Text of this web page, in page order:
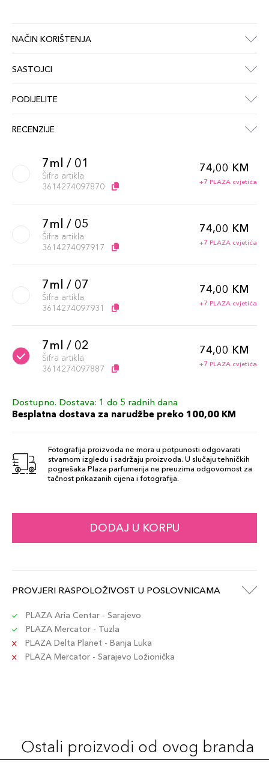
NAČIN KORIŠTENJA
SASTOJCI
PODIJELITE
RECENZIJE
7ml / 01
Šifra artikla
3614274097870
74,00 KM
+7 PLAZA cvjetića
7ml / 05
Šifra artikla
3614274097917
74,00 KM
+7 PLAZA cvjetića
7ml / 07
Šifra artikla
3614274097931
74,00 KM
+7 PLAZA cvjetića
7ml / 02
Šifra artikla
3614274097887
74,00 KM
+7 PLAZA cvjetića
7ml / 03
Šifra artikla
74,00 KM
7ml / 04
Šifra artikla
74,00 KM
7ml / 09
3614274293524
74,00 KM
7ml / 11
Šifra artikla
Dostupno. Dostava: 1 do 5 radnih dana
Besplatna dostava za narudžbe preko 100,00 KM
Fotografija proizvoda ne mora u potpunosti odgovarati
stvarnom izgledu i sadržaju proizvoda. U slučaju tehničkih
pogrešaka Plaza parfumerija ne preuzima odgovornost za
tačnost prikazanih cijena i fotografija.
DODAJ U KORPU
PROVJERI RASPOLOŽIVOST U POSLOVNICAMA
PLAZA Aria Centar - Sarajevo
PLAZA Mercator - Tuzla
PLAZA Delta Planet - Banja Luka
PLAZA Mercator - Sarajevo Ložionička
Ostali proizvodi od ovog branda